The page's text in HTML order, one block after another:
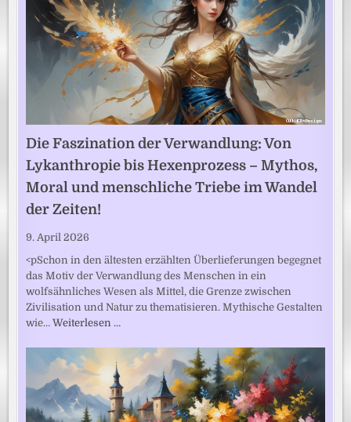
Die Faszination der Verwandlung: Von
Lykanthropie bis Hexenprozess – Mythos,
Moral und menschliche Triebe im Wandel
der Zeiten!
9. April 2026
<pSchon in den ältesten erzählten Überlieferungen begegnet
das Motiv der Verwandlung des Menschen in ein
wolfsähnliches Wesen als Mittel, die Grenze zwischen
Zivilisation und Natur zu thematisieren. Mythische Gestalten
wie…Weiterlesen …